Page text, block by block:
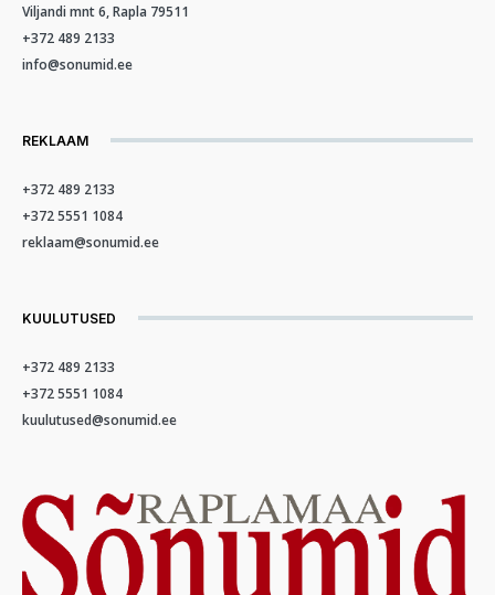
Viljandi mnt 6, Rapla 79511
+372 489 2133
info@sonumid.ee
REKLAAM
+372 489 2133
+372 5551 1084
reklaam@sonumid.ee
KUULUTUSED
+372 489 2133
+372 5551 1084
kuulutused@sonumid.ee